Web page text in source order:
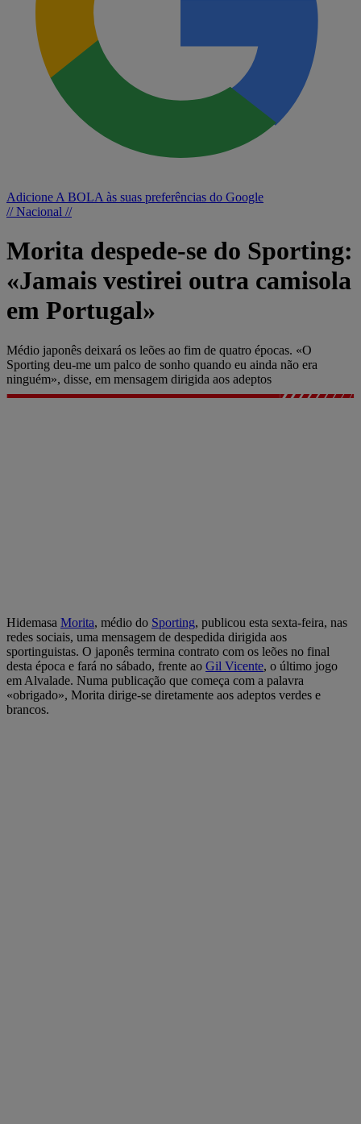
Adicione A BOLA às suas preferências do Google
// Nacional //
Morita despede-se do Sporting:
«Jamais vestirei outra camisola
em Portugal»
Médio japonês deixará os leões ao fim de quatro épocas. «O
Sporting deu-me um palco de sonho quando eu ainda não era
ninguém», disse, em mensagem dirigida aos adeptos
Hidemasa Morita, médio do Sporting, publicou esta sexta-feira, nas
redes sociais, uma mensagem de despedida dirigida aos
sportinguistas. O japonês termina contrato com os leões no final
desta época e fará no sábado, frente ao Gil Vicente, o último jogo
em Alvalade. Numa publicação que começa com a palavra
«obrigado», Morita dirige-se diretamente aos adeptos verdes e
brancos.